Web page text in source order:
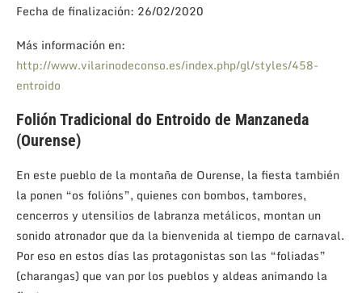
Fecha de finalización: 26/02/2020
Más información en:
http://www.vilarinodeconso.es/index.php/gl/styles/458-
entroido
Folión Tradicional do Entroido de Manzaneda
(Ourense)
En este pueblo de la montaña de Ourense, la fiesta también
la ponen “os folións”, quienes con bombos, tambores,
cencerros y utensilios de labranza metálicos, montan un
sonido atronador que da la bienvenida al tiempo de carnaval.
Por eso en estos días las protagonistas son las “foliadas”
(charangas) que van por los pueblos y aldeas animando la